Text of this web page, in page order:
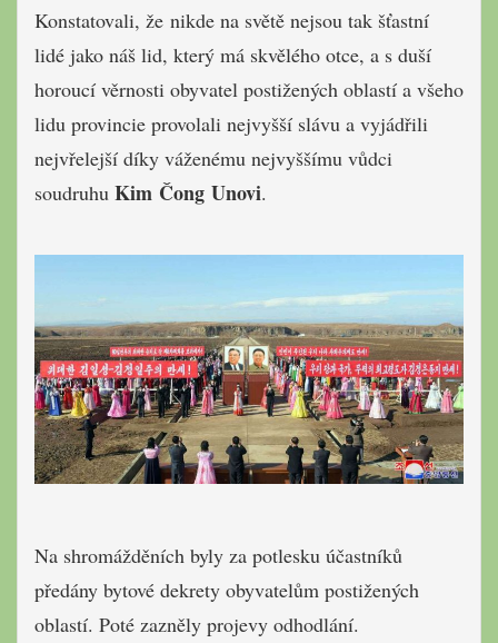
Konstatovali, že nikde na světě nejsou tak šťastní
lidé jako náš lid, který má skvělého otce, a s duší
horoucí věrnosti obyvatel postižených oblastí a všeho
lidu provincie provolali nejvyšší slávu a vyjádřili
nejvřelejší díky váženému nejvyššímu vůdci
soudruhu Kim Čong Unovi.
Na shromážděních byly za potlesku účastníků
předány bytové dekrety obyvatelům postižených
oblastí. Poté zazněly projevy odhodlání.